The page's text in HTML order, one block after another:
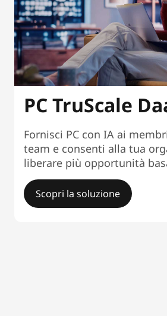
PC TruScale
Fornisci PC con IA ai
team e consenti alla tua
liberare più opportunità
Scopri la soluzione